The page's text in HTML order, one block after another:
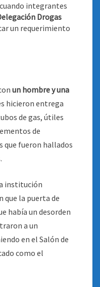
integrantes
Drogas
un requerimiento
un hombre y una
hicieron entrega
de gas, útiles
de
fueron hallados
institución
que la puerta de
había un desorden
a un
en el Salón de
como el